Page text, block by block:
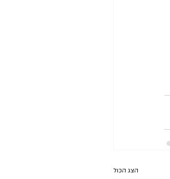
הצג הכול